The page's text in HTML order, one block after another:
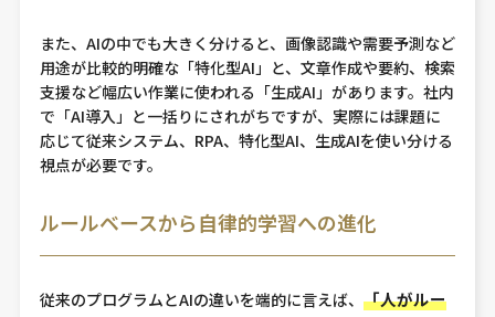
また、AIの中でも大きく分けると、画像認識や需要予測など
用途が比較的明確な「特化型AI」と、文章作成や要約、検索
支援など幅広い作業に使われる「生成AI」があります。社内
で「AI導入」と一括りにされがちですが、実際には課題に
応じて従来システム、RPA、特化型AI、生成AIを使い分ける
視点が必要です。
ルールベースから自律的学習への進化
従来のプログラムとAIの違いを端的に言えば、 「人がルー